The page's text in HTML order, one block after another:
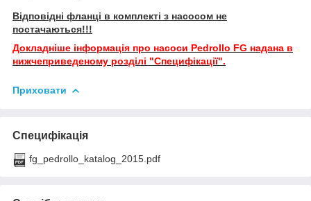
Відповідні фланці в комплекті з насосом не
постачаються!!!
Докладніше інформація про насоси Pedrollo FG надана в
нижчеприведеному розділі "Специфікації".
Приховати
Специфікація
fg_pedrollo_katalog_2015.pdf